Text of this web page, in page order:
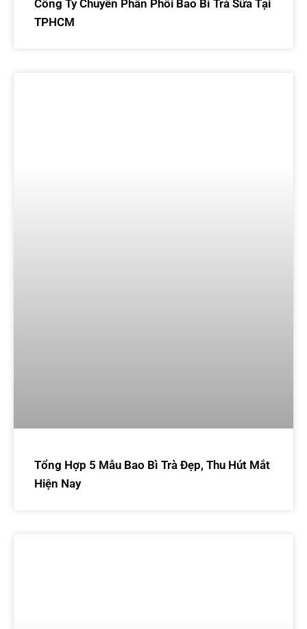
Công Ty Chuyên Phân Phối Bao Bì Trà Sữa Tại
TPHCM
Tổng Hợp 5 Mẫu Bao Bì Trà Đẹp, Thu Hút Mắt
Hiện Nay